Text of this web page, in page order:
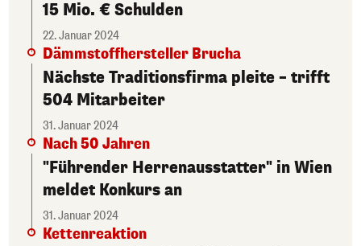
15 Mio. € Schulden
22. Januar 2024
Dämmstoffhersteller Brucha
Nächste Traditionsfirma pleite – trifft
504 Mitarbeiter
31. Januar 2024
Nach 50 Jahren
"Führender Herrenausstatter" in Wien
meldet Konkurs an
31. Januar 2024
Kettenreaktion